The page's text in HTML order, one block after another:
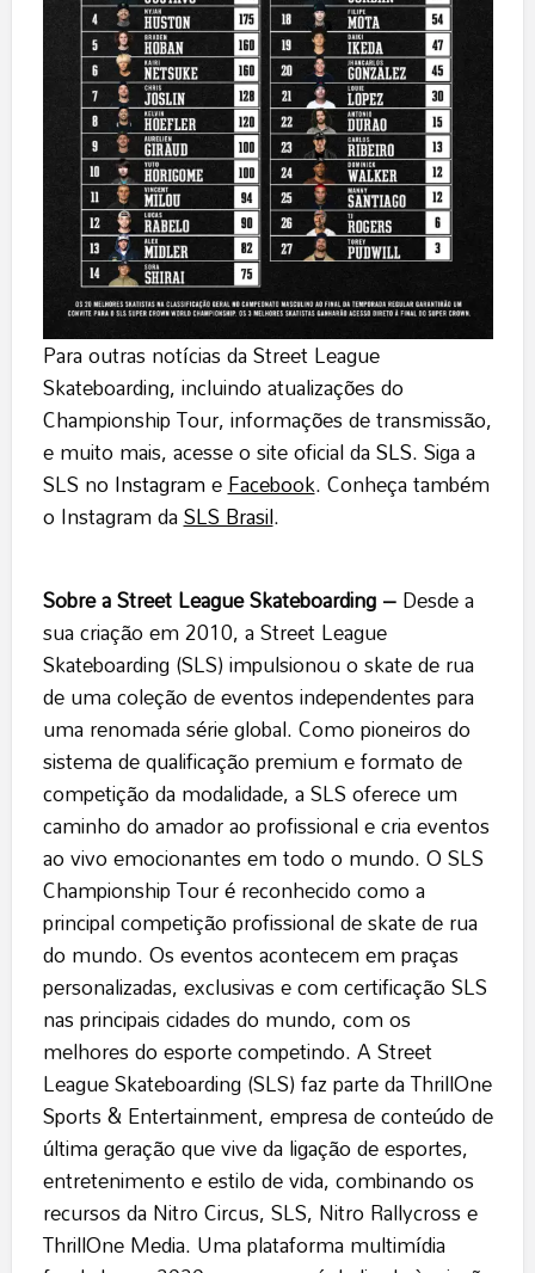
Para outras notícias da Street League
Skateboarding, incluindo atualizações do
Championship Tour, informações de transmissão,
e muito mais, acesse o site oficial daSLS. Siga a
SLS no InstagrameFacebook. Conheça também
o Instagram daSLS Brasil.
Sobre a Street League Skateboarding –Desde a
sua criação em 2010, a Street League
Skateboarding (SLS) impulsionou o skate de rua
de uma coleção de eventos independentes para
uma renomada série global. Como pioneiros do
sistema de qualificação premium e formato de
competição da modalidade, a SLS oferece um
caminho do amador ao profissional e cria eventos
ao vivo emocionantes em todo o mundo. O SLS
Championship Tour é reconhecido como a
principal competição profissional de skate de rua
do mundo. Os eventos acontecem em praças
personalizadas, exclusivas e com certificação SLS
nas principais cidades do mundo, com os
melhores do esporte competindo. A Street
League Skateboarding (SLS) faz parte da ThrillOne
Sports & Entertainment, empresa de conteúdo de
última geração que vive da ligação de esportes,
entretenimento e estilo de vida, combinando os
recursos da Nitro Circus, SLS, Nitro Rallycross e
ThrillOne Media. Uma plataforma multimídia